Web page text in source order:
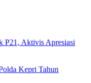
P21, Aktivis Apresiasi
Kepri Tahun